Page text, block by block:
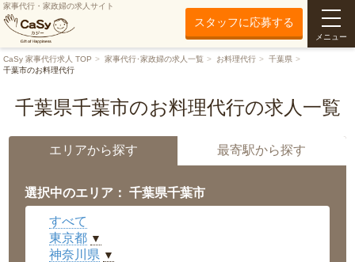
家事代行・家政婦の求人サイト
スタッフに応募する
メニュー
CaSy 家事代行求人 TOP 家事代行･家政婦の求人一覧 お料理代行
千葉県
千葉市のお料理代行
千葉県千葉市のお料理代行の求人一覧
エリアから探す 最寄駅から探す
選択中のエリア： 千葉県千葉市
すべて
東京都 ▼
神奈川県 ▼